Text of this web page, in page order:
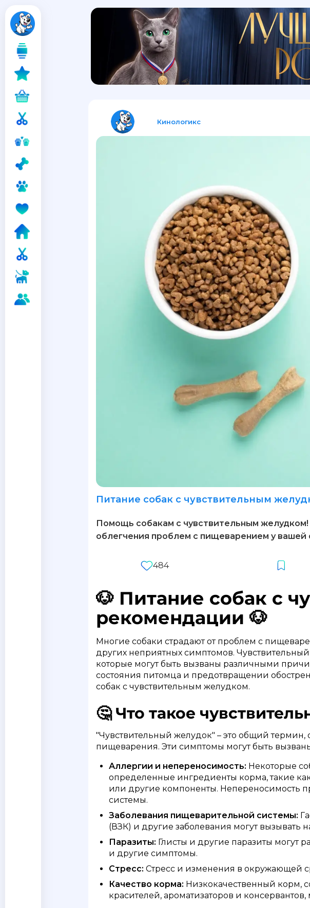
Кинологикс
Питание собак с чувствительным
Помощь собакам с чувствительным
облегчения проблем с пищеварением у
484
🐶 Питание собак с
рекомендации 🐶
Многие собаки страдают от проблем с
других неприятных симптомов.
которые могут быть вызваны различными
состояния питомца и предотвращении
собак с чувствительным желудком.
🤔 Что такое
"Чувствительный желудок" – это общий
пищеварения. Эти симптомы могут быть
Аллергии и непереносимость: Некоторые
определенные ингредиенты корма, такие
или другие компоненты. Непереносимость
системы.
Заболевания пищеварительной системы:
(ВЗК) и другие заболевания могут
Паразиты: Глисты и другие паразиты могут
и другие симптомы.
Стресс: Стресс и изменения в окружающей
Качество корма: Низкокачественный корм,
красителей, ароматизаторов и